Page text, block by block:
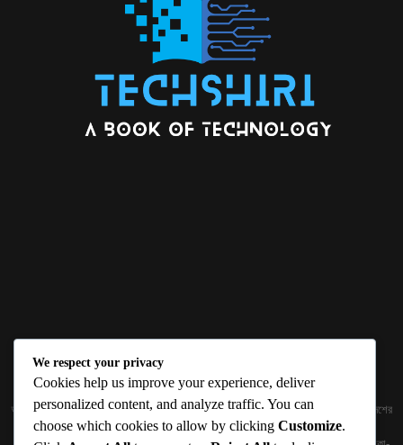
ABOUT US
জ্ঞান বিজ্ঞানের উৎকর্ষ আমাদের প্রভাবিত করে। আলোকিত করে। সেই আলো কে ধারণ কর দেশ ও বিদেশের
তথ্যপ্রযুক্তির অতিসাম্প্রতিক খবরাখবর পাঠকের হাতের মুঠোয় দিতে চায় টেকসিঁড়ি ডট কম।
We respect your privacy
Cookies help us improve your experience, deliver
personalized content, and analyze traffic. You can
choose which cookies to allow by clicking Customize.